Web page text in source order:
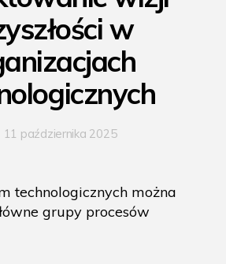
w
11 października 2025
technologicznych można
grupy procesów